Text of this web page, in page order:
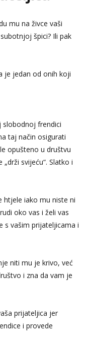
mu na živce vaši
špici? Ili pak
je jedan od onih koji
slobodnoj frendici
taj način osigurati
opušteno u društvu
„drži svijeću“. Slatko i
htjele iako mu niste ni
oko vas i želi vas
s vašim prijateljicama i
niti mu je krivo, već
i zna da vam je
prijateljica jer
i provede